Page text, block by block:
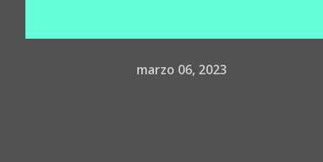
marzo 06, 2023